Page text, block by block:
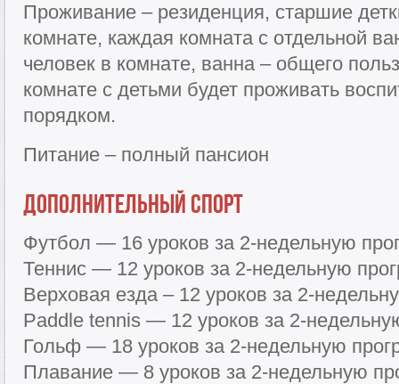
Проживание – резиденция, старшие
комнате, каждая комната с отдельной
человек в комнате, ванна – общего
комнате с детьми будет проживать
порядком.
Питание – полный пансион
Дополнительный спорт
Футбол — 16 уроков за 2-недельную
Теннис — 12 уроков за 2-недельную
Верховая езда – 12 уроков за 2-
Paddle tennis — 12 уроков за 2-
Гольф — 18 уроков за 2-недельную
Плавание — 8 уроков за 2-недельную